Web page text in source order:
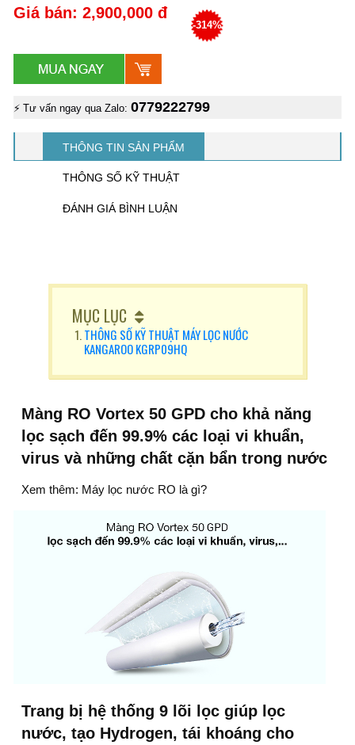
Giá bán: 2,900,000 đ
-314%
⚡ Tư vấn ngay qua Zalo: 0779222799
THÔNG TIN SẢN PHẨM
THÔNG SỐ KỸ THUẬT
ĐÁNH GIÁ BÌNH LUẬN
MỤC LỤC
THÔNG SỐ KỸ THUẬT MÁY LỌC NƯỚC
KANGAROO KGRP09HQ
Màng RO Vortex 50 GPD cho khả năng
lọc sạch đến 99.9% các loại vi khuẩn,
virus và những chất cặn bẩn trong nước
Xem thêm: Máy lọc nước RO là gì?
Trang bị hệ thống 9 lõi lọc giúp lọc
nước, tạo Hydrogen, tái khoáng cho